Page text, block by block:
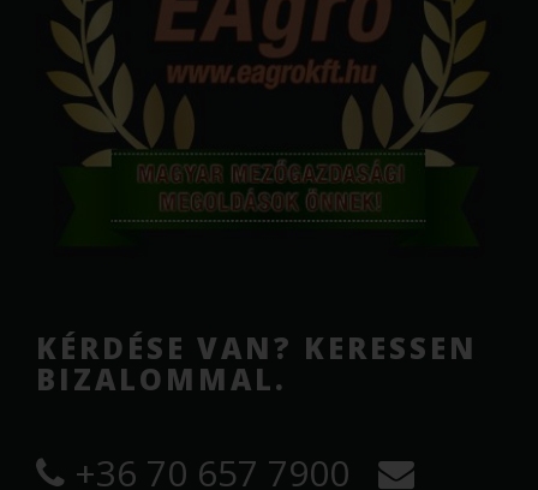
KÉRDÉSE VAN? KERESSEN
BIZALOMMAL.
+36 70 657 7900